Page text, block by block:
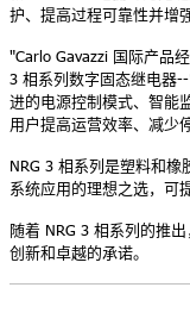
护、提高过程可靠性并增
"Carlo Gavazzi 国际产品
3 相系列数字固态继电器
进的电源控制模式、智能
用户提高运营效率、减少
NRG 3 相系列是塑料和
系统应用的理想之选，可
随着 NRG 3 相系列的推
创新和卓越的承诺。